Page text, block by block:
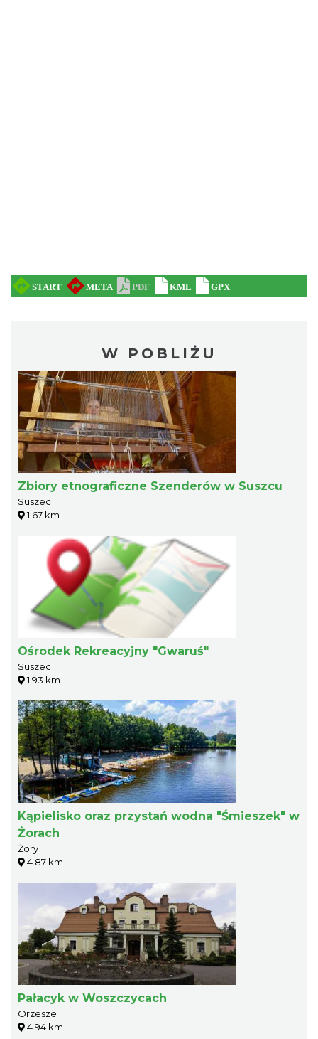
W POBLIŻU
Zbiory etnograficzne Szenderów w Suszcu
Suszec
1.67 km
Ośrodek Rekreacyjny "Gwaruś"
Suszec
1.93 km
Kąpielisko oraz przystań wodna "Śmieszek" w
Żorach
Żory
4.87 km
Pałacyk w Woszczycach
Orzesze
4.94 km